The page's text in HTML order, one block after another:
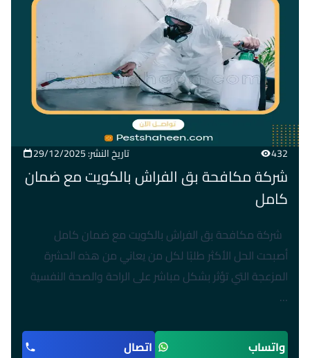
432 تاريخ النشر: 29/12/2025
شركة مكافحة بق الفراش بالكويت مع ضمان
كامل
شركة مكافحة بق الفراش بالكويت مع ضمان كامل
أصبحت الحل الأكثر طلبًا لكل من يعاني من هذه الحشرة
المزعجة التي تؤثر بشكل مباشر على الراحة والصحة النفسية
…
واتساب اتصال